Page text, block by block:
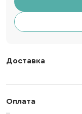
Доставка
Оплата